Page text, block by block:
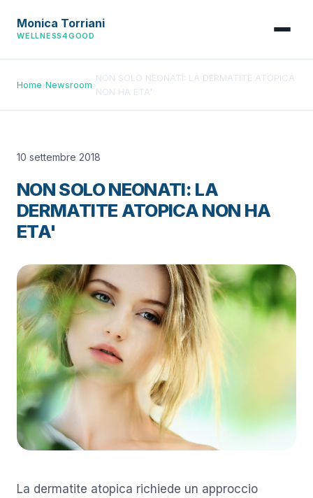
Monica Torriani
WELLNESS4GOOD
Home›Newsroom›
NON SOLO NEONATI: LA DERMATITE ATOPICA
NON HA ETA'
10 settembre 2018
NON SOLO NEONATI: LA
DERMATITE ATOPICA NON HA
ETA'
La dermatite atopica richiede un approccio